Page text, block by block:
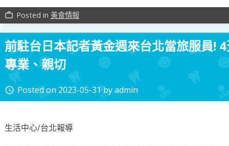
work_outline Posted in 美食情報
前駐台日本記者黃金週來台北當旅服員!
專業、親切
access_time Posted on 2023-05-31byadmin
生活中心/台北報導